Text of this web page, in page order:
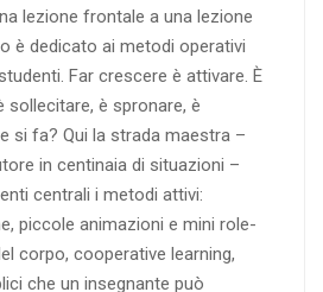
lezione frontale a una lezione
è dedicato ai metodi operativi
Far crescere è attivare. È
sollecitare, è spronare, è
si fa? Qui la strada maestra –
in centinaia di situazioni –
centrali i metodi attivi:
piccole animazioni e mini role-
corpo, cooperative learning,
che un insegnante può